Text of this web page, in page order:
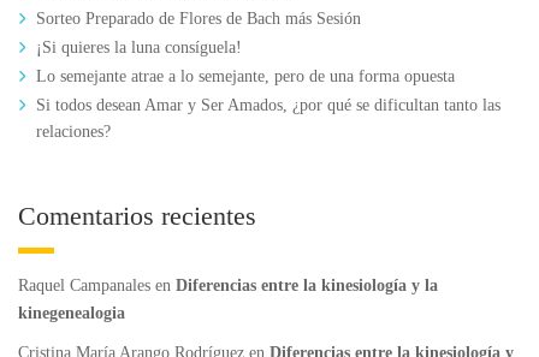
Sorteo Preparado de Flores de Bach más Sesión
¡Si quieres la luna consíguela!
Lo semejante atrae a lo semejante, pero de una forma opuesta
Si todos desean Amar y Ser Amados, ¿por qué se dificultan tanto las
relaciones?
Comentarios recientes
Raquel Campanales en Diferencias entre la kinesiología y la
kinegenealogia
Cristina María Arango Rodríguez en Diferencias entre la kinesiología y